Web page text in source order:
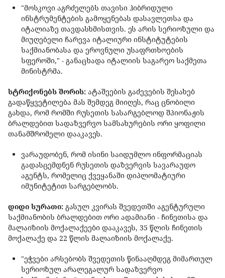
"მოსკოვი აგრძელებს თავისი ჰიბრიდული
ინსტრუმენტების გამოყენებას დასავლეთსა და
იტალიაზე თავდასხმისთვის. ეს არის სერიოზული და
მიუღებელი ჩარევა იტალიური ინსტიტუტების
საქმიანობასა და ეროვნული უსაფრთხოების
სფეროში," - განაცხადა იტალიის საგარეო საქმეთა
მინისტრმა.
სტრიქონებს შორის: ატაშეების გაძევების შესახებ
გადაწყვეტილება მას შემდეგ მიიღეს, რაც ცნობილი
გახდა, რომ რომში რუსეთის სასარგებლოდ შპიონაჟის
ბრალდებით სადაზვერვო სამსახურების ორი ყოფილი
თანამშრომელი დააკავეს.
ვარაუდობენ, რომ ისინი საიდუმლო ინფორმაციას
გადასცემდნენ რუსეთის დაზვერვის სავარაუდო
აგენტს, რომელიც ქვეყანაში დიპლომატიური
იმუნიტეტით სარგებლობს.
დიდი სურათი: გასულ კვირას შვედეთში აგენტურული
საქმიანობის ბრალდებით ორი ადამიანი - ჩინეთისა და
მალაიზიის მოქალაქეები დააკავეს, 35 წლის ჩინეთის
მოქალაქე და 22 წლის მალაიზიის მოქალაქე.
"ეჭვები არსებობს შვედეთის წინააღმდეგ მიმართულ
სერიოზულ არალეგალურ სადაზვერვო